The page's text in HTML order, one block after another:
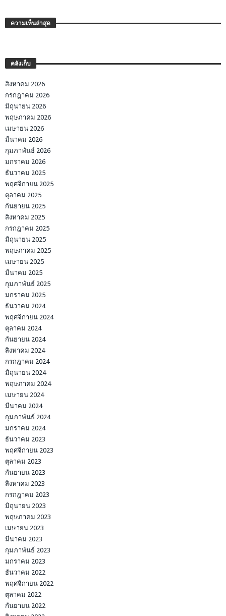
ความเห็นล่าสุด
คลังเก็บ
สิงหาคม 2026
กรกฎาคม 2026
มิถุนายน 2026
พฤษภาคม 2026
เมษายน 2026
มีนาคม 2026
กุมภาพันธ์ 2026
มกราคม 2026
ธันวาคม 2025
พฤศจิกายน 2025
ตุลาคม 2025
กันยายน 2025
สิงหาคม 2025
กรกฎาคม 2025
มิถุนายน 2025
พฤษภาคม 2025
เมษายน 2025
มีนาคม 2025
กุมภาพันธ์ 2025
มกราคม 2025
ธันวาคม 2024
พฤศจิกายน 2024
ตุลาคม 2024
กันยายน 2024
สิงหาคม 2024
กรกฎาคม 2024
มิถุนายน 2024
พฤษภาคม 2024
เมษายน 2024
มีนาคม 2024
กุมภาพันธ์ 2024
มกราคม 2024
ธันวาคม 2023
พฤศจิกายน 2023
ตุลาคม 2023
กันยายน 2023
สิงหาคม 2023
กรกฎาคม 2023
มิถุนายน 2023
พฤษภาคม 2023
เมษายน 2023
มีนาคม 2023
กุมภาพันธ์ 2023
มกราคม 2023
ธันวาคม 2022
พฤศจิกายน 2022
ตุลาคม 2022
กันยายน 2022